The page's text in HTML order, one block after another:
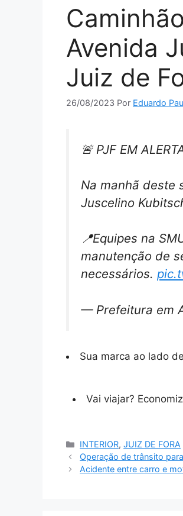
Avenida
Juiz de
26/08/2023 Por Eduardo
🚨 PJF EM
Na manhã deste
Juscelino
📍Equipes na
manutenção de
necessários.
— Prefeitura em
Sua marca ao lado
Vai viajar?
Categorias
INTERIOR,JUIZ DE FORA
Operação de trânsito
Acidente entre carro e